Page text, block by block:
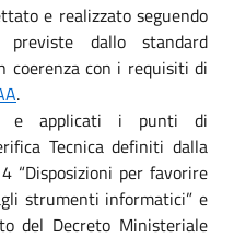
e realizzato seguendo
dallo standard
coerenza con i requisiti di
.
e applicati i punti di
Tecnica definiti dalla
“Disposizioni per favorire
strumenti informatici” e
del Decreto Ministeriale